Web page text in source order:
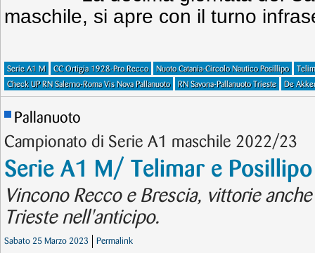
maschile, si apre con il turno
Serie A1 M CC Ortigia 1928-Pro Recco Nuoto Catania-Circolo Nautico Posillipo
Check UP RN Salerno-Roma Vis Nova Pallanuoto
RN Savona-Pallanuoto Trieste De
Pallanuoto
Campionato di Serie A1 maschile 2022/23
Serie A1 M/ Telimar e
Vincono Recco e Brescia, vittorie
Trieste nell'anticipo.
Sabato 25 Marzo 2023 Permalink